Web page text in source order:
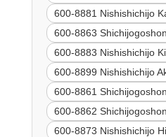
600-8881 Nishishichijo
600-8863
600-8883 Nishishichijo
600-8899 Nishishichijo
600-8861
600-8862
600-8873 Nishishichijo